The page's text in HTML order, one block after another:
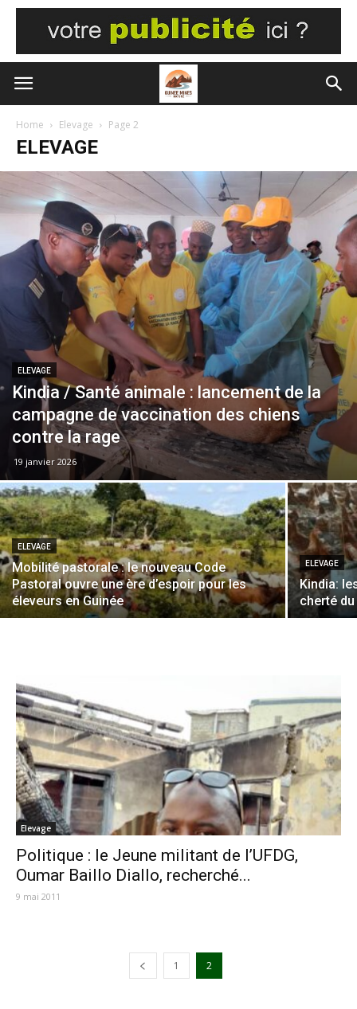
Home Elevage Page 2
ELEVAGE
ELEVAGE
Kindia / Santé animale : lancement de la
campagne de vaccination des chiens
contre la rage
19 janvier 2026
ELEVAGE
Mobilité pastorale : le nouveau Code
Pastoral ouvre une ère d’espoir pour les
éleveurs en Guinée
ELEVAGE
Kindia:
cherté
Elevage
Politique : le Jeune militant de l’UFDG,
Oumar Baillo Diallo, recherché...
9 mai 2011
1 2